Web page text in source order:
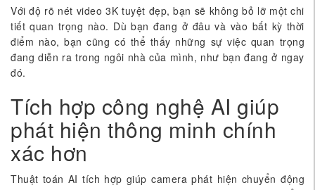
Với độ rõ nét video 3K tuyệt đẹp, bạn sẽ không bỏ lỡ một chi
tiết quan trọng nào. Dù bạn đang ở đâu và vào bất kỳ thời
điểm nào, bạn cũng có thể thấy những sự việc quan trọng
đang diễn ra trong ngôi nhà của mình, như bạn đang ở ngay
đó.
Tích hợp công nghệ AI giúp
phát hiện thông minh chính
xác hơn
Thuật toán AI tích hợp giúp camera phát hiện chuyển động